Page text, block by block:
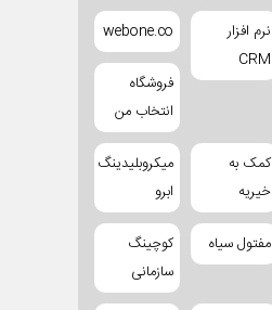
نرم افزار
CRM
webone.co
فروشگاه
انتخاب من
کمک به
خیریه
میکروبلیدینگ
ابرو
مفتول سیاه
کوچینگ
سازمانی